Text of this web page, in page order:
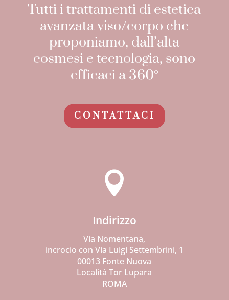
Tutti i trattamenti di estetica
avanzata viso/corpo che
proponiamo, dall’alta
cosmesi e tecnologia, sono
efficaci a 360°
CONTATTACI

Indirizzo
Via Nomentana,
incrocio con Via Luigi Settembrini, 1
00013 Fonte Nuova
Località Tor Lupara
ROMA